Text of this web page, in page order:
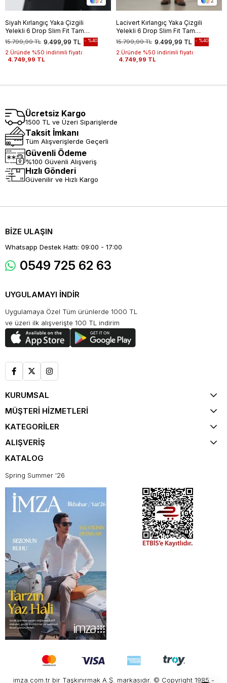
Siyah Kırlangıç Yaka Çizgili
Yelekli 6 Drop Slim Fit Tam
Astar Yünlü Takım Elbise
1001245154
9.499,99 TL
15.799,99 TL %40
2.Üründe %50 indirimli fiyatı:
4.749,99 TL
Lacivert Kırlangıç Yaka Çizgili
Yelekli 6 Drop Slim Fit Tam
Astar Yünlü Takım Elbise
1001245154
9.499,99 TL
15.799,99 TL %40
2.Üründe %50 indirimli fiyatı:
4.749,99 TL
Ücretsiz Kargo
1500 TL ve Üzeri Siparişlerde
Taksit İmkanı
Tüm Alışverişlerde Geçerli
Güvenli Ödeme
%100 Güvenli Alışveriş
Hızlı Gönderi
Güvenilir ve Hızlı Kargo
BİZE ULAŞIN
Whatsapp Destek Hattı: 09:00 - 17:00
0549 725 62 63
UYGULAMAYI İNDİR
Uygulamaya Özel Tüm ürünlerde 1000 TL
ve üzeri ilk alışverişte 100 TL indirim
KURUMSAL
MÜŞTERİ HİZMETLERİ
KATEGORİLER
ALIŞVERİŞ
KATALOG
Spring Summer '26
imza.com.tr bir Taşkınırmak A.Ş. markasıdır. © Copyright 1985 -